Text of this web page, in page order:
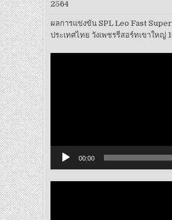
2564
ผลการแข่งขัน SPL Leo Fast
ประเทศไทย วังเพชรรีสอร์ทเขาใหญ่
00:00